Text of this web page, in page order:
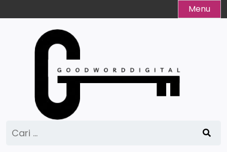
to
Menu
untuk: